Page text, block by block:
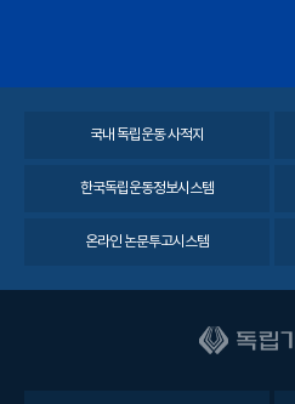
국내 독립운동 사적지
한국독립운동정보시스템
온라인 논문투고시스템